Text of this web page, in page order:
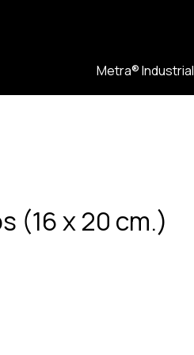
Metra® Industrial
(16 x 20 cm.)